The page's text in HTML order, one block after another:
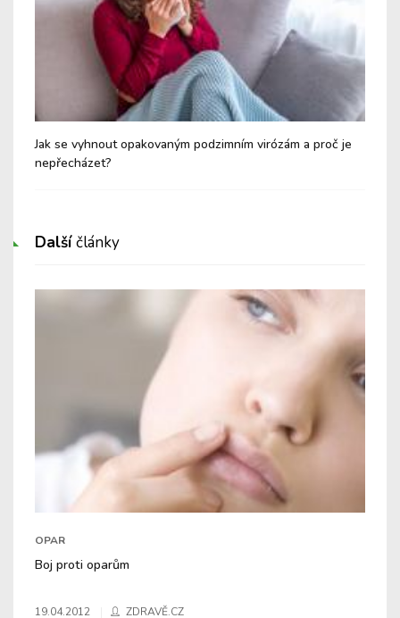
Jak se vyhnout opakovaným podzimním virózám a proč je
nepřecházet?
Dalšíčlánky
OPAR
Boj proti oparům
19.04.2012 ZDRAVĚ.CZ